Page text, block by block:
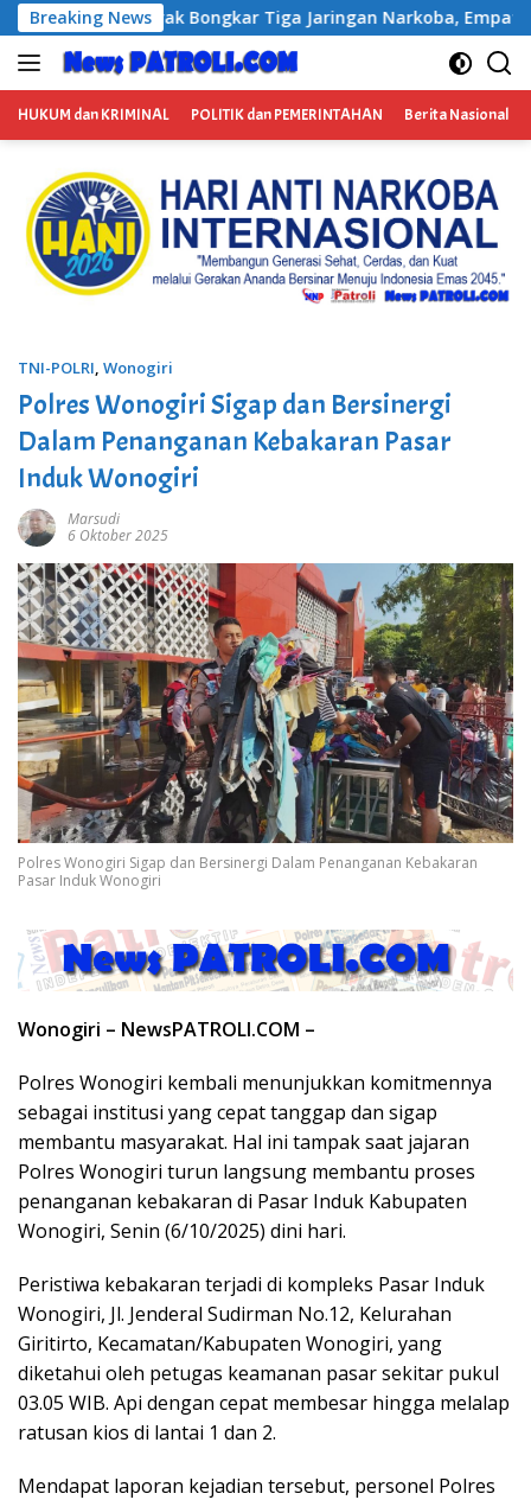
Langsung
ke
konten
Breaking News
Jaringan Narkoba, Empat Tersangka Diamankan
HUKUM dan KRIMINAL POLITIK dan PEMERINTAHAN Berita Nasional
TNI-POLRI, Wonogiri
Polres Wonogiri Sigap dan Bersinergi
Dalam Penanganan Kebakaran Pasar
Induk Wonogiri
Marsudi
6 Oktober 2025
Polres Wonogiri Sigap dan Bersinergi Dalam Penanganan Kebakaran
Pasar Induk Wonogiri
Wonogiri – NewsPATROLI.COM –
Polres Wonogiri kembali menunjukkan komitmennya
sebagai institusi yang cepat tanggap dan sigap
membantu masyarakat. Hal ini tampak saat jajaran
Polres Wonogiri turun langsung membantu proses
penanganan kebakaran di Pasar Induk Kabupaten
Wonogiri, Senin (6/10/2025) dini hari.
Peristiwa kebakaran terjadi di kompleks Pasar Induk
Wonogiri, Jl. Jenderal Sudirman No.12, Kelurahan
Giritirto, Kecamatan/Kabupaten Wonogiri, yang
diketahui oleh petugas keamanan pasar sekitar pukul
03.05 WIB. Api dengan cepat membesar hingga melalap
ratusan kios di lantai 1 dan 2.
Mendapat laporan kejadian tersebut, personel Polres